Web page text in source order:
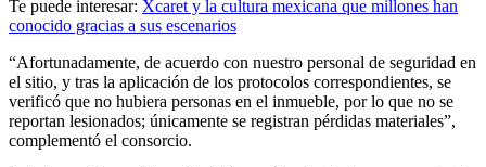
Te puede interesar: Xcaret y la cultura mexicana que millones han
conocido gracias a sus escenarios
“Afortunadamente, de acuerdo con nuestro personal de seguridad en
el sitio, y tras la aplicación de los protocolos correspondientes, se
verificó que no hubiera personas en el inmueble, por lo que no se
reportan lesionados; únicamente se registran pérdidas materiales”,
complementó el consorcio.